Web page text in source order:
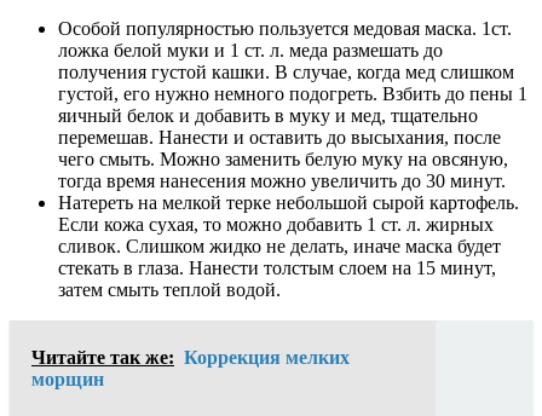
Особой популярностью пользуется медовая маска. 1ст.
ложка белой муки и 1 ст. л. меда размешать до
получения густой кашки. В случае, когда мед слишком
густой, его нужно немного подогреть. Взбить до пены 1
яичный белок и добавить в муку и мед, тщательно
перемешав. Нанести и оставить до высыхания, после
чего смыть. Можно заменить белую муку на овсяную,
тогда время нанесения можно увеличить до 30 минут.
Натереть на мелкой терке небольшой сырой картофель.
Если кожа сухая, то можно добавить 1 ст. л. жирных
сливок. Слишком жидко не делать, иначе маска будет
стекать в глаза. Нанести толстым слоем на 15 минут,
затем смыть теплой водой.
Читайте так же: Коррекция мелких
морщин